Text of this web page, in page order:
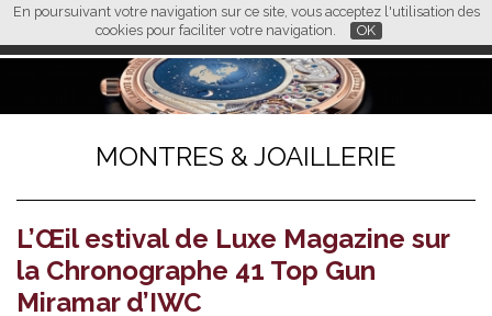
En poursuivant votre navigation sur ce site, vous acceptez l'utilisation des
cookies pour faciliter votre navigation.
OK
FR EN CN
L M
MONTRES & JOAILLERIE
L’Œil estival de Luxe Magazine sur
la Chronographe 41 Top Gun
Miramar d’IWC